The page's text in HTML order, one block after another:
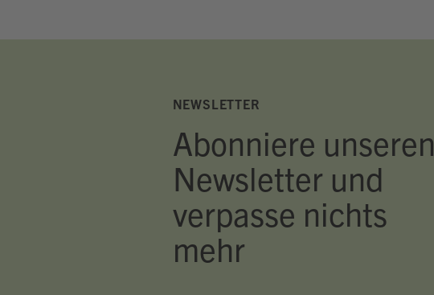
NEWSLETTER
Abonniere unseren
Newsletter und
verpasse nichts
mehr